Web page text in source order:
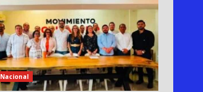
Nacional